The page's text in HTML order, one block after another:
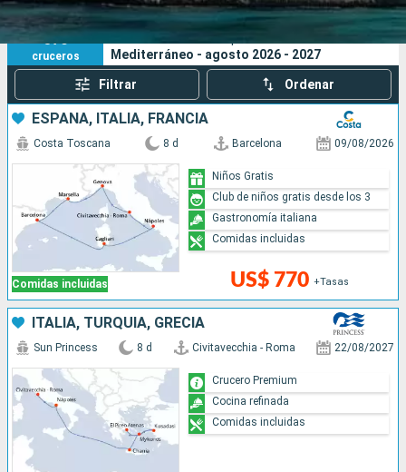
Puertos Compañías
Buscar
570
cruceros
Mediterráneo - agosto 2026 - 2027
Filtrar Ordenar
ESPAÑA, ITALIA, FRANCIA
Comidas incluidas
Costa Toscana 8 d Barcelona 09/08/2026
US$ 770 +Tasas
Niños Gratis
Club de niños gratis desde los 3
Gastronomía italiana
Comidas incluidas
ITALIA, TURQUÍA, GRECIA
Sun Princess 8 d Civitavecchia - Roma 22/08/2027
Crucero Premium
Cocina refinada
Comidas incluidas